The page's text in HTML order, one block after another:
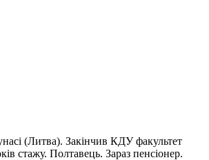
(Литва). Закінчив КДУ факультет
стажу. Полтавець. Зараз пенсіонер.